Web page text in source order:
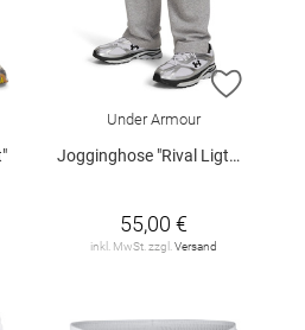
ZUR WUNSCHLISTE HINZUFÜGEN
ZUR
Under Armour
Jogginghose "Rival Ligtweight"
55,00 €
inkl. MwSt. zzgl. Versand